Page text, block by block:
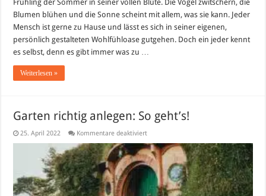
Frühling der Sommer in seiner vollen Blüte. Die Vögel zwitschern, die
Blumen blühen und die Sonne scheint mit allem, was sie kann. Jeder
Mensch ist gerne zu Hause und lässt es sich in seiner eigenen,
persönlich gestalteten Wohlfühloase gutgehen. Doch ein jeder kennt
es selbst, denn es gibt immer was zu …
Weiterlesen »
Garten richtig anlegen: So geht’s!
25. April 2022 Kommentare deaktiviertfür
richtig
anlegen:
So
geht’s!